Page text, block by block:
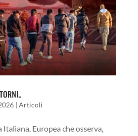
| Articoli
Europea che osserva,